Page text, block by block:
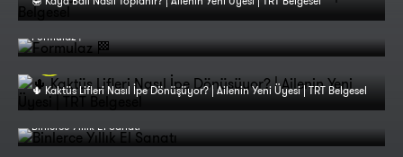
Formulaz 🏁
🌵 Kaktüs Lifleri Nasıl İpe Dönüşüyor? | Ailenin Yeni Üyesi | TRT Belgesel
Binlerce Yıllık El Sanatı